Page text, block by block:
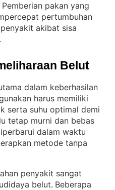
Pemberian pakan yang
pertumbuhan
akibat sisa
.
Belut
dalam keberhasilan
harus memiliki
serta suhu optimal demi
tetap murni dan bebas
dalam waktu
metode tanpa
penyakit sangat
belut. Beberapa